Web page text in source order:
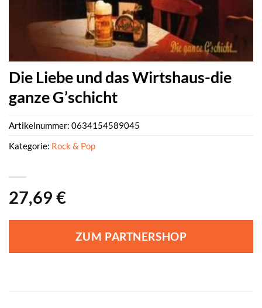
Die Liebe und das Wirtshaus-die
ganze G’schicht
27,69 €
ZUM PARTNERSHOP
Artikelnummer: 0634154589045
Kategorie: Rock & Pop